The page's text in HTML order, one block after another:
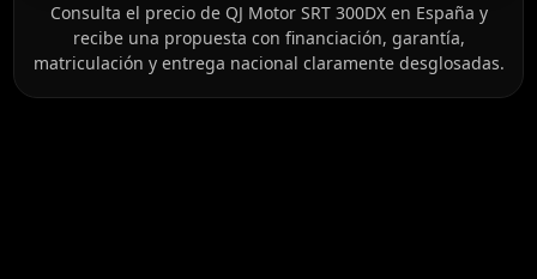
Consulta el precio de QJ Motor SRT 300DX en España y
recibe una propuesta con financiación, garantía,
matriculación y entrega nacional claramente desglosadas.